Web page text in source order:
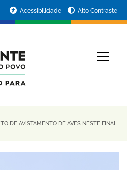
Acessibilidade Alto Contraste
DE AVISTAMENTO DE AVES NESTE FINAL